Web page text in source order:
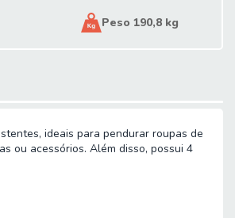
Peso 190,8 kg
ideais para pendurar roupas de
ou acessórios. Além disso, possui 4